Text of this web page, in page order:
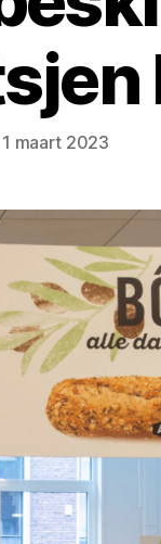
1 maart 2023